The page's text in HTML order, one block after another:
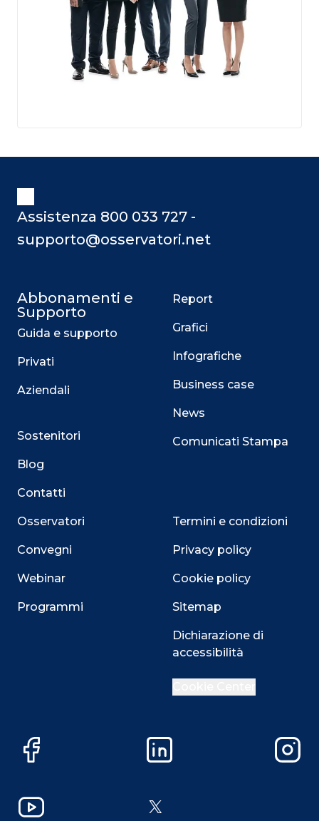
Assistenza 800 033 727 -
supporto@osservatori.net
Abbonamenti e
Supporto
Guida e supporto
Privati
Aziendali
Sostenitori
Blog
Contatti
Osservatori
Convegni
Webinar
Programmi
Report
Grafici
Infografiche
Business case
News
Comunicati Stampa
Termini e condizioni
Privacy policy
Cookie policy
Sitemap
Dichiarazione di
accessibilità
Facebook LinkedIn
YouTube X
Su questo sito web utilizziamo cookie tecnici necessari